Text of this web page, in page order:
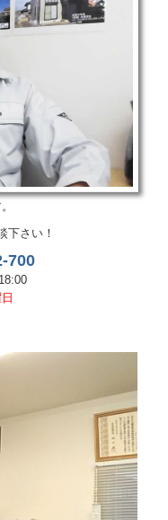
下さい！
700